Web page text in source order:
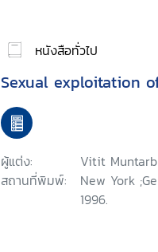
หนังสือทั่วไป
Sexual exploitation
ผู้แต่ง:
Vitit
สถานที่พิมพ์:
New York
1996.